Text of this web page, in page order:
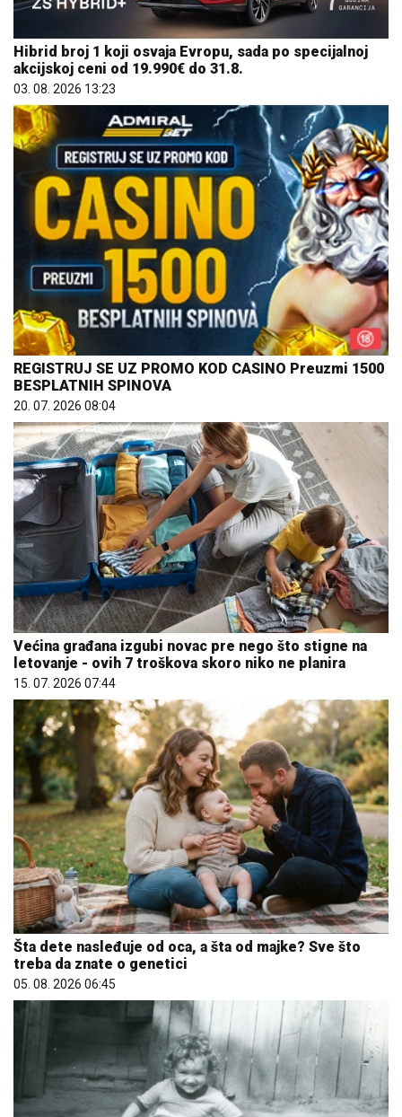
Hibrid broj 1 koji osvaja Evropu, sada po specijalnoj
akcijskoj ceni od 19.990€ do 31.8.
03. 08. 2026 13:23
REGISTRUJ SE UZ PROMO KOD CASINO Preuzmi 1500
BESPLATNIH SPINOVA
20. 07. 2026 08:04
Većina građana izgubi novac pre nego što stigne na
letovanje - ovih 7 troškova skoro niko ne planira
15. 07. 2026 07:44
Šta dete nasleđuje od oca, a šta od majke? Sve što
treba da znate o genetici
05. 08. 2026 06:45